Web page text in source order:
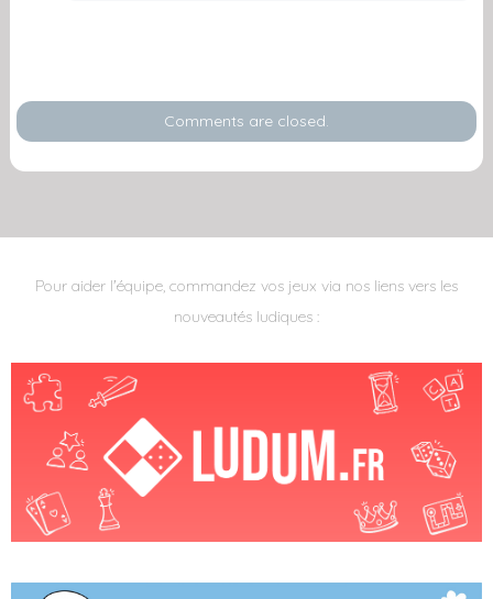
Comments are closed.
Pour aider l'équipe, commandez vos jeux via nos liens vers les
nouveautés ludiques :